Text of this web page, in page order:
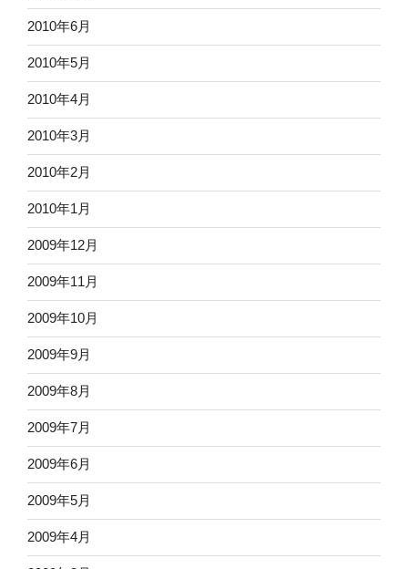
2010年6月
2010年5月
2010年4月
2010年3月
2010年2月
2010年1月
2009年12月
2009年11月
2009年10月
2009年9月
2009年8月
2009年7月
2009年6月
2009年5月
2009年4月